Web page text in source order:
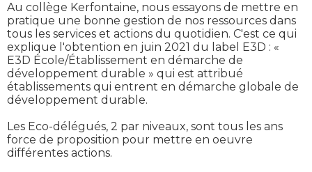
Au collège Kerfontaine, nous essayons de mettre en
pratique une bonne gestion de nos ressources dans
tous les services et actions du quotidien. C'est ce qui
explique l'obtention en juin 2021 du label E3D : «
E3D École/Établissement en démarche de
développement durable » qui est attribué
établissements qui entrent en démarche globale de
développement durable.
Les Eco-délégués, 2 par niveaux, sont tous les ans
force de proposition pour mettre en oeuvre
différentes actions.